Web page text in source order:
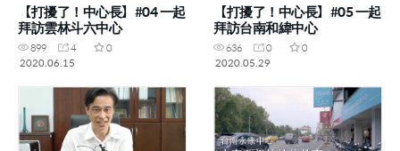
【打擾了！中心長】#04 一起
拜訪雲林斗六中心
899 4
0
2020.06.15
【打擾了！中心長】#05 一起
拜訪台南和緯中心
636 0
0
2020.05.29